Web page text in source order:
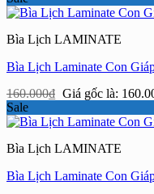
Bìa Lịch LAMINATE
Bìa Lịch Laminate Con
160.000₫ Giá gốc là:
Sale
Bìa Lịch LAMINATE
Bìa Lịch Laminate Con